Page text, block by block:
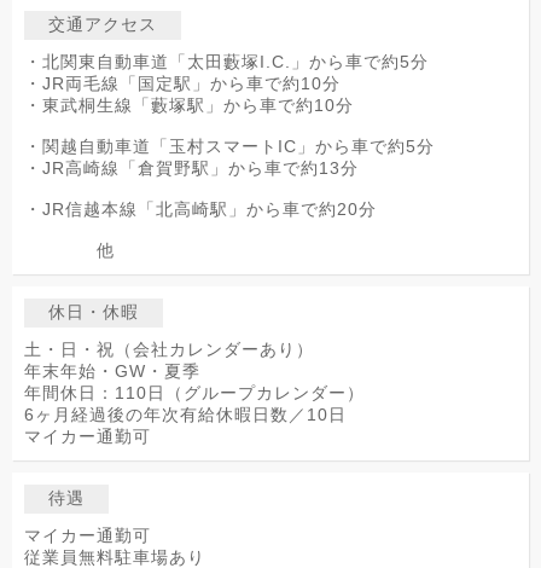
交通アクセス
・北関東自動車道「太田藪塚I.C.」から車で約5分
・JR両毛線「国定駅」から車で約10分
・東武桐生線「藪塚駅」から車で約10分
・関越自動車道「玉村スマートIC」から車で約5分
・JR高崎線「倉賀野駅」から車で約13分
・JR信越本線「北高崎駅」から車で約20分
他
休日・休暇
土・日・祝（会社カレンダーあり）
年末年始・GW・夏季
年間休日：110日（グループカレンダー）
6ヶ月経過後の年次有給休暇日数／10日
マイカー通勤可
待遇
マイカー通勤可
従業員無料駐車場あり